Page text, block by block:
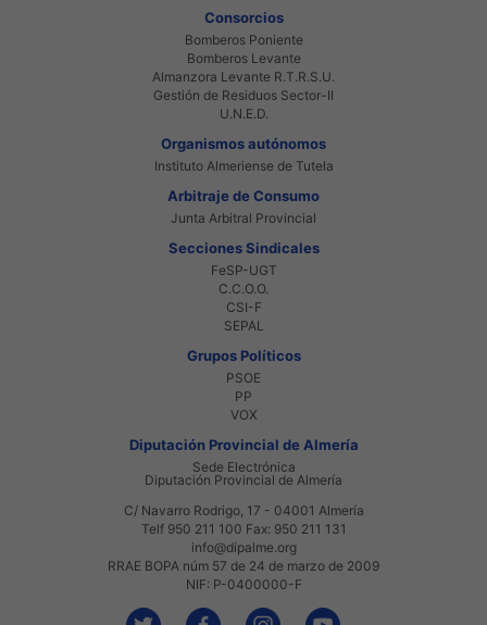
Consorcios
Bomberos Poniente
Bomberos Levante
Almanzora Levante R.T.R.S.U.
Gestión de Residuos Sector-II
U.N.E.D.
Organismos autónomos
Instituto Almeriense de Tutela
Arbitraje de Consumo
Junta Arbitral Provincial
Secciones Sindicales
FeSP-UGT
C.C.O.O.
CSI-F
SEPAL
Grupos Políticos
PSOE
PP
VOX
Diputación Provincial de Almería
Sede Electrónica
Diputación Provincial de Almería
C/ Navarro Rodrigo, 17 - 04001 Almería
Telf 950 211 100 Fax: 950 211 131
info@dipalme.org
RRAE BOPA núm 57 de 24 de marzo de 2009
NIF: P-0400000-F